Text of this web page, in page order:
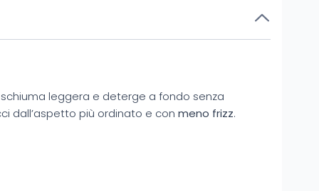
leggera e deterge a fondo senza
dall’aspetto più ordinato e con meno frizz.